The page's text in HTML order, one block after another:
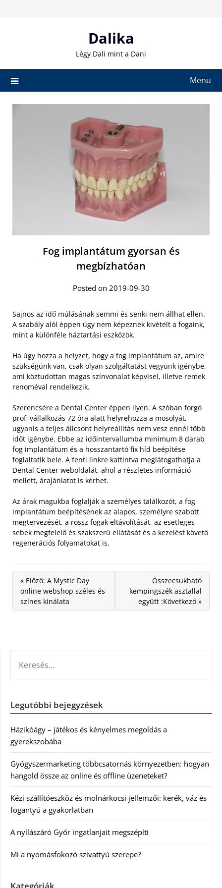
Dalika
Légy Dali mint a Dani
Menu
Fog implantátum gyorsan és
megbízhatóan
Posted on 2019-09-30
Sajnos az idő múlásának semmi és senki nem állhat ellen.
A szabály alól éppen úgy nem képeznek kivételt a fogaink,
mint a különféle háztartási eszközök.
Ha úgy hozza a helyzet, hogy a fog implantátum az, amire
szükségünk van, csak olyan szolgáltatást vegyünk igénybe,
ami köztudottan magas színvonalat képvisel, illetve remek
renoméval rendelkezik.
Szerencsére a Dental Center éppen ilyen. A szóban forgó
profi vállalkozás 72 óra alatt helyrehozza a mosolyát,
ugyanis a teljes állcsont helyreállítás nem vesz ennél több
időt igénybe. Ebbe az időintervallumba minimum 8 darab
fog implantátum és a hosszantartó fix híd beépítése
foglaltatik bele. A fenti linkre kattintva meglátogathatja a
Dental Center weboldalát, ahol a részletes információ
mellett, árajánlatot is kérhet.
Az árak magukba foglalják a személyes találkozót, a fog
implantátum beépítésének az alapos, személyre szabott
megtervezését, a rossz fogak eltávolítását, az esetleges
sebek megfelelő és szakszerű ellátását és a kezelést követő
regenerációs folyamatokat is.
« Előző: A Mystic Day
online webshop széles és
színes kínálata
Összecsukható
kempingszék asztallal
együtt :Következő »
Legutóbbi bejegyzések
Házikóágy – játékos és kényelmes megoldás a
gyerekszobába
Gyógyszermarketing többcsatornás környezetben: hogyan
hangold össze az online és offline üzeneteket?
Kézi szállítóeszköz és molnárkocsi jellemzői: kerék, váz és
fogantyú a gyakorlatban
A nyílászáró Győr ingatlanjait megszépíti
Mi a nyomásfokozó szivattyú szerepe?